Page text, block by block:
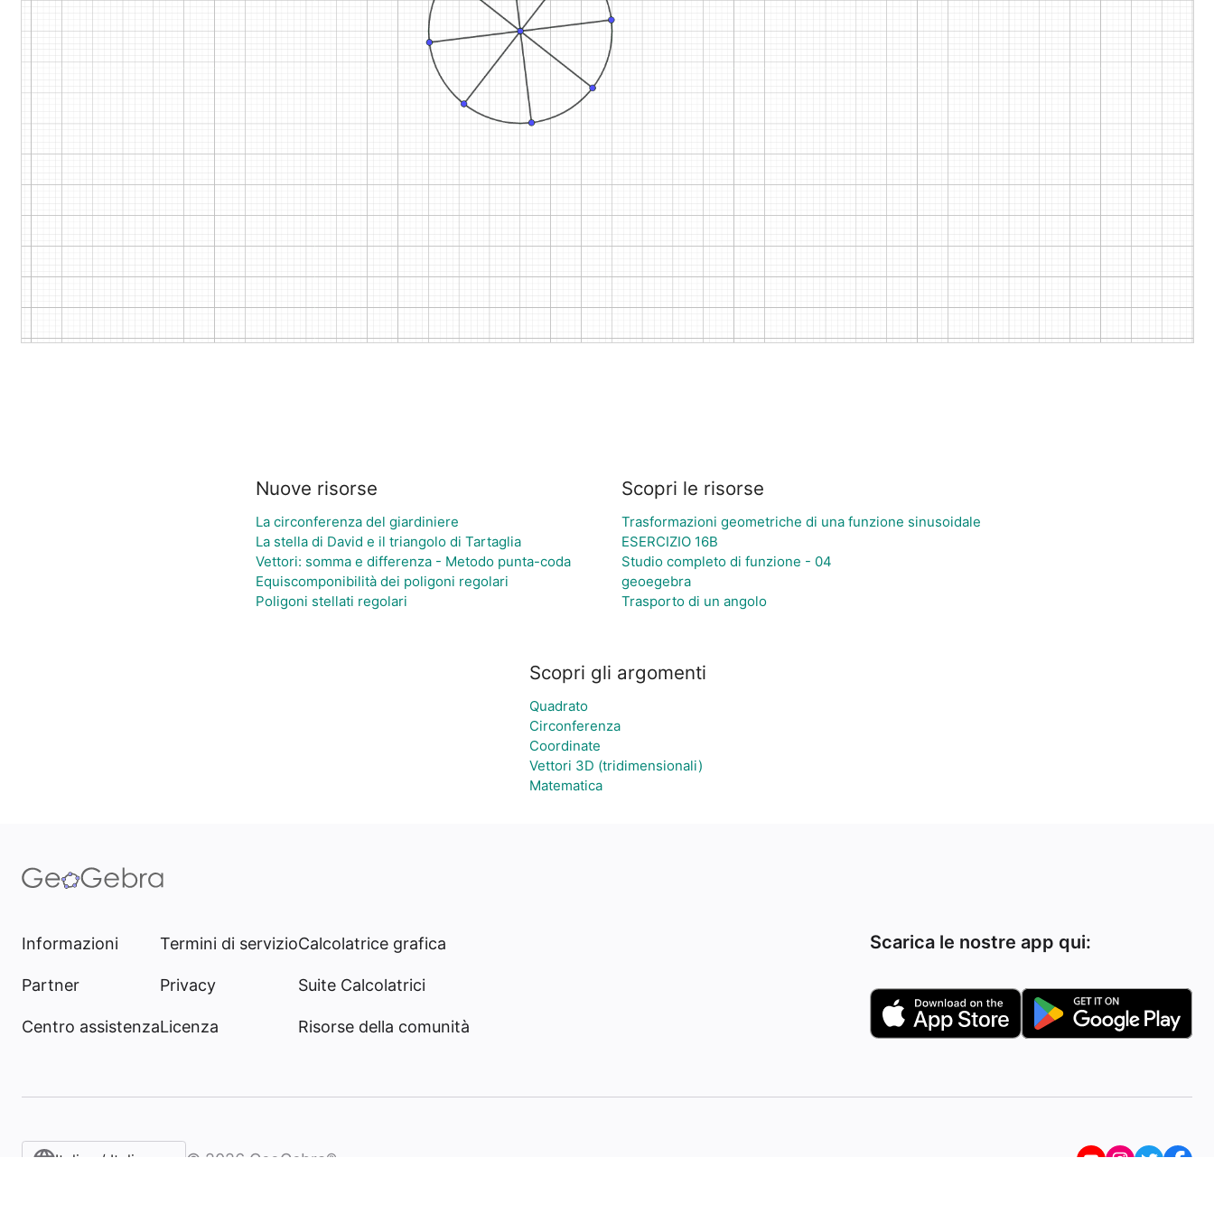
Nuove risorse
La circonferenza del giardiniere
La stella di David e il triangolo di Tartaglia
Vettori: somma e differenza - Metodo punta-coda
Equiscomponibilità dei poligoni regolari
Poligoni stellati regolari
Scopri le risorse
Trasformazioni geometriche di una funzione sinusoidale
ESERCIZIO 16B
Studio completo di funzione - 04
geoegebra
Trasporto di un angolo
Scopri gli argomenti
Quadrato
Circonferenza
Coordinate
Vettori 3D (tridimensionali)
Matematica
Informazioni
Partner
Centro assistenza
Termini di servizio
Privacy
Licenza
Calcolatrice grafica
Suite Calcolatrici
Risorse della comunità
Scarica le nostre app qui:
Italian / Italiano‎ © 2026 GeoGebra®